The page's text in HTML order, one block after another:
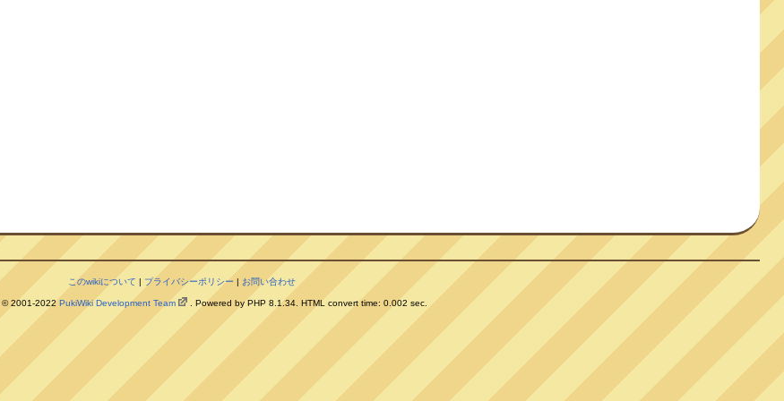
このwikiについて | プライバシーポリシー | お問い合わせ
© 2001-2022 PukiWiki Development Team . Powered by PHP 8.1.34. HTML convert time: 0.002 sec.